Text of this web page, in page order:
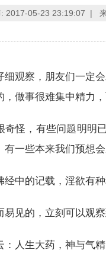
: 2017-05-23 23:19:07 |
细观察，朋友们一定
，做事很难集中精力
奇怪，有些问题明明
有一些本来我们预想
经中的记载，淫欲有种
易见的，立刻可以观
：人生大药，神与气